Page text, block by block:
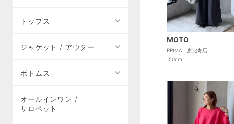
トップス
ジャケット / アウター
ボトムス
オールインワン /
サロペット
MOTO
PRIMA 恵比寿店
150cm